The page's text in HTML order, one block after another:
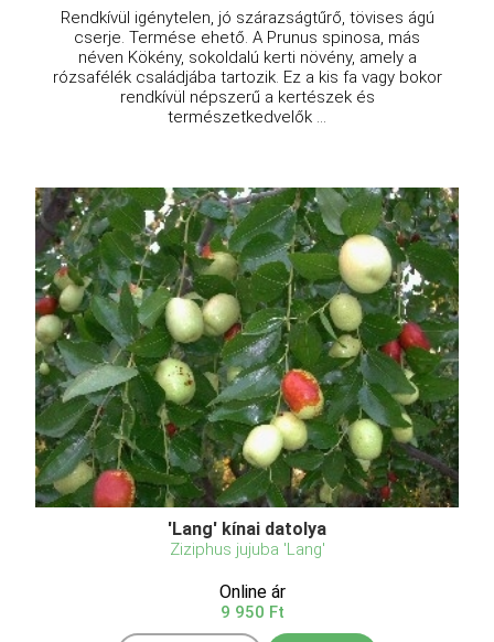
Rendkívül igénytelen, jó szárazságtűrő, tövises ágú
cserje. Termése ehető. A Prunus spinosa, más
néven Kökény, sokoldalú kerti növény, amely a
rózsafélék családjába tartozik. Ez a kis fa vagy bokor
rendkívül népszerű a kertészek és
természetkedvelők ...
'Lang' kínai datolya
Ziziphus jujuba 'Lang'
Online ár
9 950 Ft